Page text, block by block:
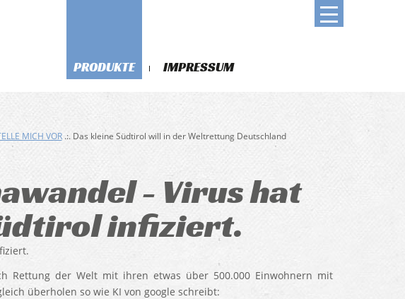
PRODUKTE IMPRESSUM
MICH VOR.:. Das kleine Südtirol will in der Weltrettung Deutschland
- Virus hat
infiziert.
Rettung der Welt mit ihren etwas über 500.000 Einwohnern mit
überholen so wie KI von google schreibt: